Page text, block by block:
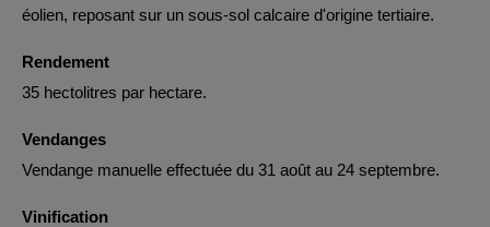
éolien, reposant sur un sous-sol calcaire d'origine tertiaire.
Rendement
35 hectolitres par hectare.
Vendanges
Vendange manuelle effectuée du 31 août au 24 septembre.
Vinification